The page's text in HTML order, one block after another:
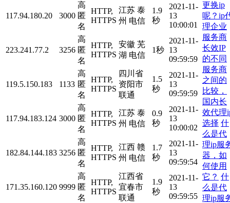
117.94.180.20 3000
高
匿
名
HTTP,
HTTPS
江苏 泰
州 电信
1.9
秒
2021-11-
13
10:00:01
223.241.77.2 3256
高
匿
名
HTTP,
HTTPS
安徽 芜
湖 电信
1秒
2021-11-
13
09:59:59
119.5.150.183 1133
高
匿
名
HTTP,
HTTPS
四川省
资阳市
联通
1.5
秒
2021-11-
13
09:59:59
117.94.183.124 3000
高
匿
名
HTTP,
HTTPS
江苏 泰
州 电信
0.9
秒
2021-11-
13
10:00:02
182.84.144.183 3256
高
匿
名
HTTP,
HTTPS
江西 赣
州 电信
1.7
秒
2021-11-
13
09:59:54
171.35.160.120 9999
高
匿
名
HTTP,
HTTPS
江西省
宜春市
联通
1.9
秒
2021-11-
13
09:59:55
更换ip
呢？ip
理企业
服务商
长效IP
的不同
服务商
之间的
比较，
国内长
效代理
选择 什
么是代
理ip服
器，如
何使用
它？ 什
么是代
理ip服